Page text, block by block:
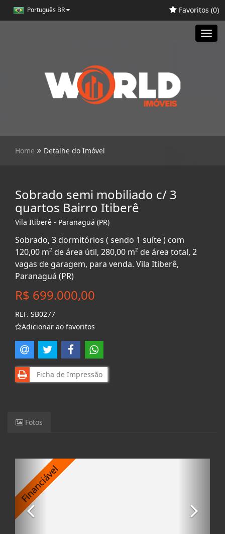
Português BR Favoritos (0)
Home Detalhe do Imóvel
Sobrado semi mobiliado c/ 3
quartos Bairro Itiberê
Vila Itiberê - Paranaguá (PR)
Sobrado, 3 dormitórios ( sendo 1 suíte ) com
120,00 m² de área útil, 280,00 m² de área total, 2
vagas de garagem, para venda. Vila Itiberê,
Paranaguá (PR)
R$ 699.000,00
REF. SB0277
Adicionar ao favoritos
Ficha de Impressão
Fotos